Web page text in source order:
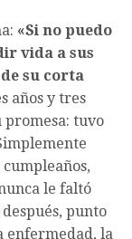
«Si no puedo
vida a sus
su corta
años y tres
promesa: tuvo
le faltó
punto
enfermedad, la